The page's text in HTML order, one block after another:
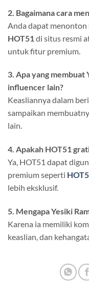
2. Bagaimana cara
Anda dapat menonton
HOT51 di situs resmi
untuk fitur premium.
3. Apa yang membuat
influencer lain?
Keasliannya dalam
sampaikan
lain.
4. Apakah HOT51
Ya, HOT51 dapat
premium seperti
lebih eksklusif.
5. Mengapa Yesiki
Karena ia memiliki
keaslian, dan